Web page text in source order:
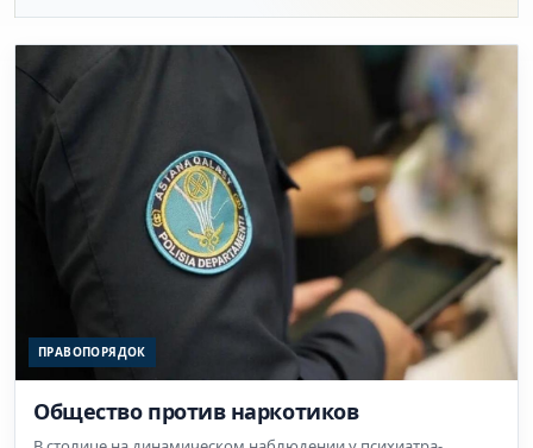
ПРАВОПОРЯДОК
Общество против наркотиков